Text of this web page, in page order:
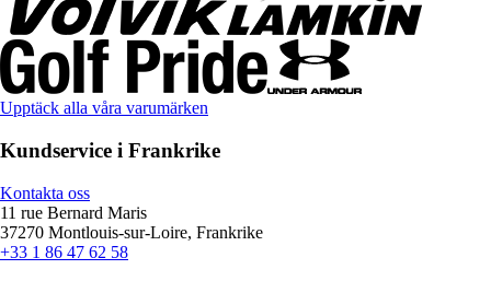
Upptäck alla våra varumärken
Kundservice i Frankrike
Kontakta oss
11 rue Bernard Maris
37270 Montlouis-sur-Loire, Frankrike
+33 1 86 47 62 58